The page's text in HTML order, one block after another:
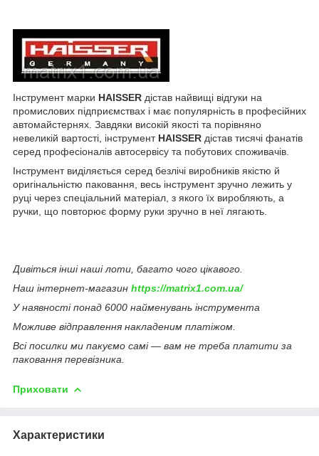
Інструмент марки HAISSER дістав найвищі відгуки на
промислових підприємствах і має популярність в професійних
автомайстернях. Завдяки високій якості та порівняно
невеликій вартості, інструмент HAISSER дістав тисячі фанатів
серед професіоналів автосервісу та побутових споживачів.
Інструмент виділяється серед безлічі виробників якістю й
оригінальністю паковання, весь інструмент зручно лежить у
руці через спеціальний матеріал, з якого їх виробляють, а
ручки, що повторює форму руки зручно в неї лягають.
Дивіться інші наші лоти, багато чого цікавого.
Наш інтернет-магазин https://matrix1.com.ua/
У наявності понад 6000 найменувань інструмента
Можливе відправлення накладеним платіжом.
Всі посилки ми пакуємо самі — вам не треба платити за
паковання перевізника.
Приховати
Характеристики